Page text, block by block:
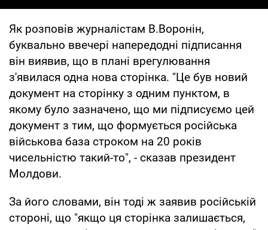
Як розповів журналістам В.Воронін,
буквально ввечері напередодні підписання
він виявив, що в плані врегулювання
з'явилася одна нова сторінка. "Це був новий
документ на сторінку з одним пунктом, в
якому було зазначено, що ми підписуємо цей
документ з тим, що формується російська
військова база строком на 20 років
чисельністю такий-то", - сказав президент
Молдови.
За його словами, він тоді ж заявив російській
стороні, що "якщо ця сторінка залишається,